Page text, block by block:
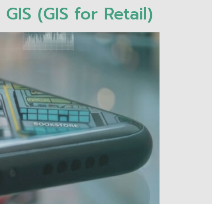
(GIS for Retail)